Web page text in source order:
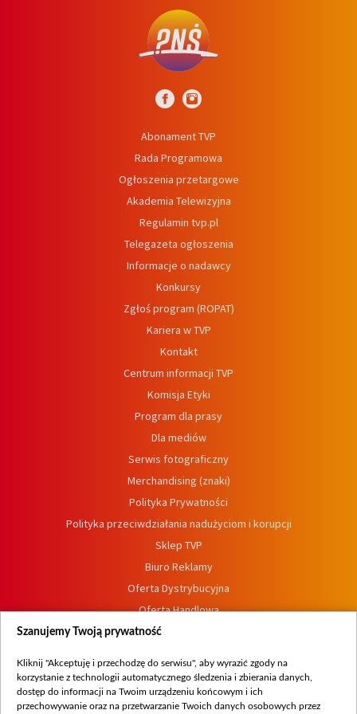
Abonament TVP
Rada Programowa
Ogłoszenia przetargowe
Akademia Telewizyjna
Regulamin tvp.pl
Telegazeta ogłoszenia
Informacje o nadawcy
Konkursy
Zgłoś program (ROPAT)
Kariera w TVP
Kontakt
Centrum informacji TVP
Komisja Etyki
Program dla prasy
Dla mediów
Serwis fotograficzny
Merchandising (znaki)
Polityka Prywatności
Polityka przeciwdziałania nadużyciom i korupcji
Sklep TVP
Biuro Reklamy
Oferta Dystrybucyjna
Oferta Handlowa
Dostępność
Procedura zgłoszeń wewnętrznych
Szanujemy Twoją prywatność
Kliknij "Akceptuję i przechodzę do serwisu", aby wyrazić zgody na
korzystanie z technologii automatycznego śledzenia i zbierania danych,
dostęp do informacji na Twoim urządzeniu końcowym i ich
przechowywanie oraz na przetwarzanie Twoich danych osobowych przez